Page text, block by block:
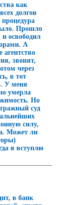
как
долгов
Прошло
освободил
А
агентство
звонят,
через
в тот
У меня
умерла
Но
суд
силу,
Может ли
я вступлю
в банк